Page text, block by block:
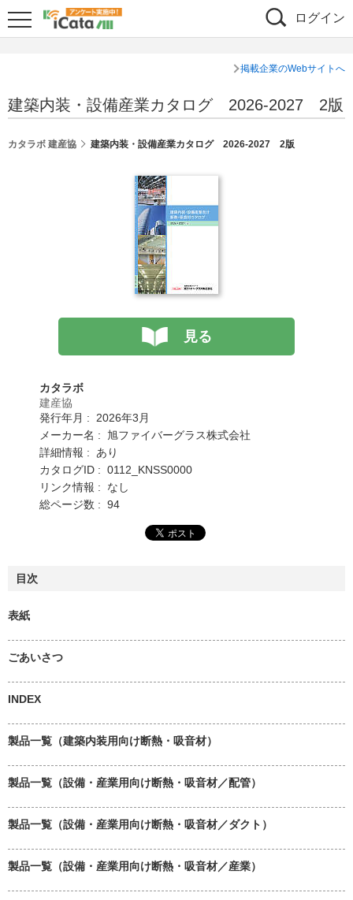
ログイン
掲載企業のWebサイトへ
建築内装・設備産業カタログ 2026-2027 2版
カタラボ 建産協 建築内装・設備産業カタログ 2026-2027 2版
見る
カタラボ
建産協
発行年月 : 2026年3月
メーカー名 : 旭ファイバーグラス株式会社
詳細情報 : あり
カタログID : 0112_KNSS0000
リンク情報 : なし
総ページ数 : 94
目次
表紙
ごあいさつ
INDEX
製品一覧（建築内装用向け断熱・吸音材）
製品一覧（設備・産業用向け断熱・吸音材／配管）
製品一覧（設備・産業用向け断熱・吸音材／ダクト）
製品一覧（設備・産業用向け断熱・吸音材／産業）